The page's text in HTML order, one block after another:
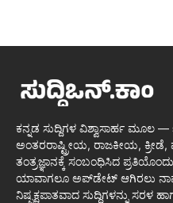
ಕನ್ನಡ ಸುದ್ದಿಗಳ ವಿಶ್ವಾಸಾರ್ಹ ಮೂಲ —
ಅಂತರರಾಷ್ಟ್ರೀಯ, ರಾಜಕೀಯ,
ತಂತ್ರಜ್ಞಾನಕ್ಕೆ ಸಂಬಂಧಿಸಿದ
ಯಾವಾಗಲೂ ಅಪ್‌ಡೇಟ್ ಆಗಿರಲು
ನಿಷ್ಪಕ್ಷಪಾತವಾದ ಸುದ್ದಿಗಳನ್ನು ಸರಳ